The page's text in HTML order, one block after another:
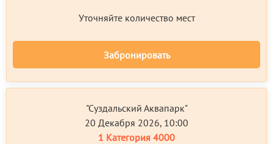
Уточняйте количество мест
Забронировать
"Суздальский Аквапарк"
20 Декабря 2026, 10:00
1 Категория 4000